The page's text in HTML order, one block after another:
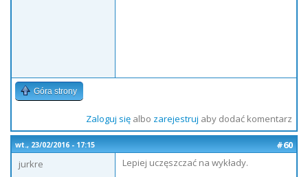
Góra strony
Zaloguj sięalbo zarejestruj aby dodać komentarz
wt., 23/02/2016 - 17:15
#60
jurkre
Lepiej uczęszczać na wykłady.